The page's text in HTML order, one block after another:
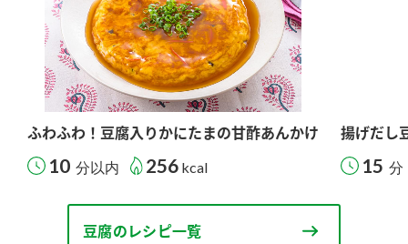
ふわふわ！豆腐入りかにたまの甘酢あんかけ
10 分以内 256 kcal
揚げだし
15 分
豆腐のレシピ一覧